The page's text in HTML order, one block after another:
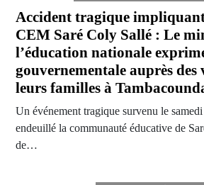
Accident tragique impliquant
CEM Saré Coly Sallé : Le
l’éducation nationale
gouvernementale auprès des
leurs familles à
Un événement tragique survenu le
endeuillé la communauté éducative de
de…